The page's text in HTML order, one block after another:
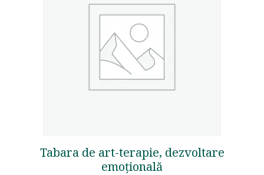
Tabara de art-terapie, dezvoltare
emoțională